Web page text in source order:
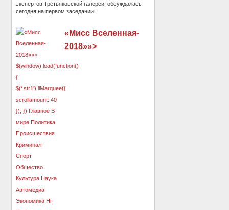
экспертов Третьяковской галереи, обсуждалась
сегодня на первом заседании...
«Мисс Вселенная-
2018»»>